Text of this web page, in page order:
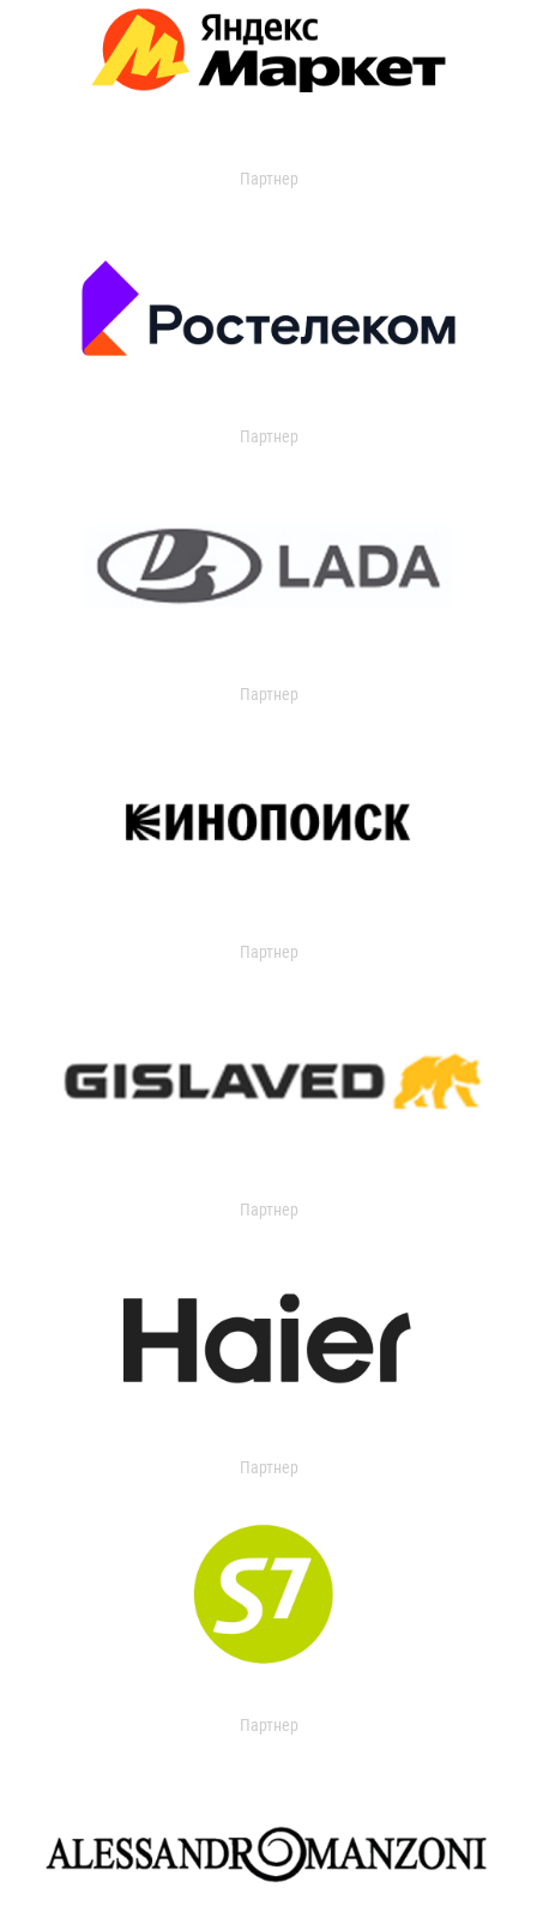
Партнер
Партнер
Партнер
Партнер
Партнер
Партнер
Партнер